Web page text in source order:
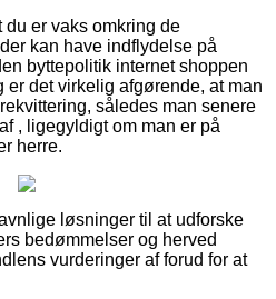
du er vaks omkring de
kan have indflydelse på
byttepolitik internet shoppen
det virkelig afgørende, at man
således man senere
, ligegyldigt om man er på
herre.
løsninger til at udforske
bedømmelser og herved
vurderinger af forud for at